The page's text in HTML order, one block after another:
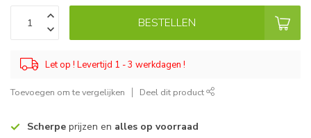
BESTELLEN
Let op ! Levertijd 1 - 3 werkdagen !
Toevoegen om te vergelijken Deel dit product
Scherpe prijzen en alles op voorraad